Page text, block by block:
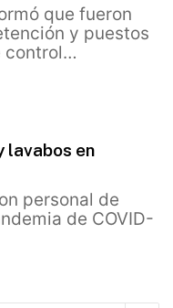
que fueron
y puestos
control…
lavabos en
personal de
de COVID-